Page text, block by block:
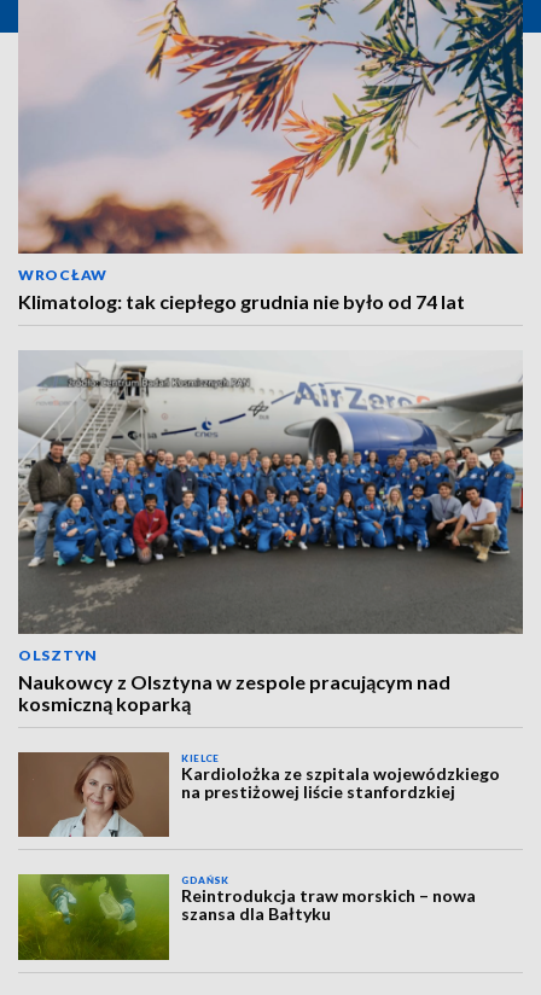
WROCŁAW
Klimatolog: tak ciepłego grudnia nie było od 74 lat
OLSZTYN
Naukowcy z Olsztyna w zespole pracującym nad
kosmiczną koparką
KIELCE
Kardiolożka ze szpitala wojewódzkiego
na prestiżowej liście stanfordzkiej
GDAŃSK
Reintrodukcja traw morskich – nowa
szansa dla Bałtyku